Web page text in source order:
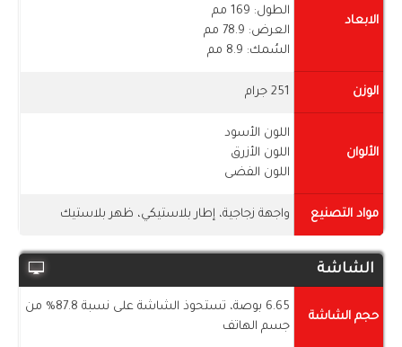
الابعاد
الطول: 169 مم
العرض: 78.9 مم
السُمك: 8.9 مم
الوزن 251 جرام
الألوان
اللون الأسود
اللون الأزرق
اللون الفضى
مواد التصنيع واجهة زجاجية، إطار بلاستيكي، ظهر بلاستيك
الشاشة
حجم الشاشة
6.65 بوصة، تستحوذ الشاشة على نسبة 87.8% من
جسم الهاتف